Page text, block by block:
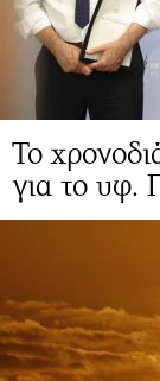
Το
για το υφ.